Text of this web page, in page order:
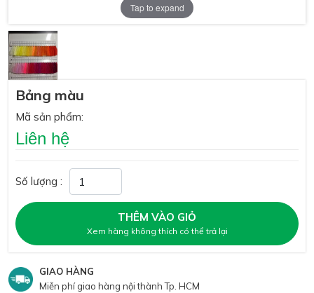
Tap to expand
Bảng màu
Mã sản phẩm:
Liên hệ
Số lượng :
THÊM VÀO GIỎ
Xem hàng không thích có thể trả lại
GIAO HÀNG
Miễn phí giao hàng nội thành Tp. HCM